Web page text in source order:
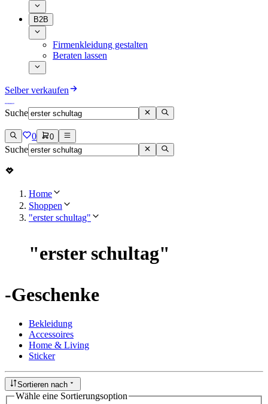
B2B
Firmenkleidung gestalten
Beraten lassen
Selber verkaufen
Suche
0 0
Suche
Home
Shoppen
"erster schultag"
"erster schultag"
-Geschenke
Bekleidung
Accessoires
Home & Living
Sticker
Sortieren nach
Wähle eine Sortierungsoption